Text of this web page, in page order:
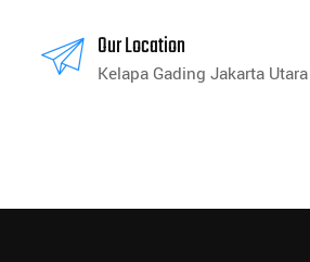
Our Location
Kelapa Gading Jakarta Utara